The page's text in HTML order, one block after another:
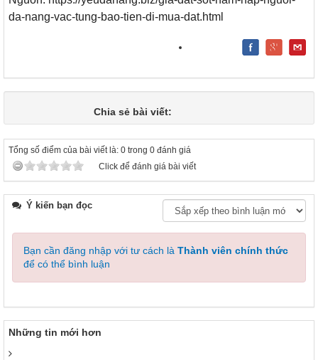
da-nang-vac-tung-bao-tien-di-mua-dat.html
Chia sẻ bài viết:
Tổng số điểm của bài viết là: 0 trong 0 đánh giá
Click để đánh giá bài viết
Ý kiến bạn đọc
Bạn cần đăng nhập với tư cách là Thành viên chính thức
để có thể bình luận
Những tin mới hơn